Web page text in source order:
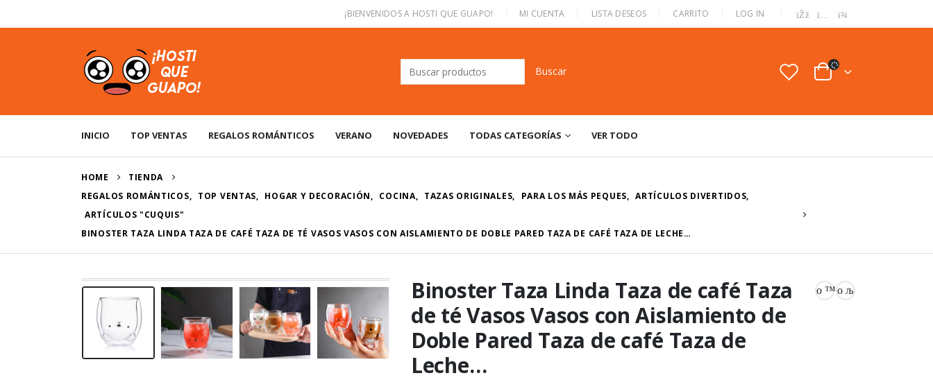
¡BIENVENIDOS A HOSTI QUE GUAPO! MI CUENTA LISTA DESEOS CARRITO LOG IN
Buscar:
INICIO TOP VENTAS REGALOS ROMÁNTICOS VERANO NOVEDADES TODAS CATEGORÍAS VER TODO
HOME
TIENDA
REGALOS ROMÁNTICOS, TOP VENTAS, HOGAR Y DECORACIÓN, COCINA, TAZAS ORIGINALES, PARA LOS MÁS PEQUES, ARTÍCULOS DIVERTIDOS,
ARTÍCULOS "CUQUIS"
BINOSTER TAZA LINDA TAZA DE CAFÉ TAZA DE TÉ VASOS VASOS CON AISLAMIENTO DE DOBLE PARED TAZA DE CAFÉ TAZA DE LECHE…
Binoster Taza Linda Taza de café Taza
de té Vasos Vasos con Aislamiento de
Doble Pared Taza de café Taza de
Leche…